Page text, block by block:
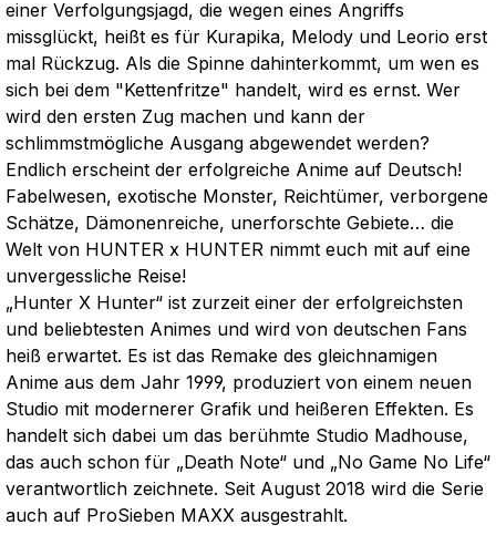
einer Verfolgungsjagd, die wegen eines Angriffs
missglückt, heißt es für Kurapika, Melody und Leorio erst
mal Rückzug. Als die Spinne dahinterkommt, um wen es
sich bei dem "Kettenfritze" handelt, wird es ernst. Wer
wird den ersten Zug machen und kann der
schlimmstmögliche Ausgang abgewendet werden?
Endlich erscheint der erfolgreiche Anime auf Deutsch!
Fabelwesen, exotische Monster, Reichtümer, verborgene
Schätze, Dämonenreiche, unerforschte Gebiete… die
Welt von HUNTER x HUNTER nimmt euch mit auf eine
unvergessliche Reise!
„Hunter X Hunter“ ist zurzeit einer der erfolgreichsten
und beliebtesten Animes und wird von deutschen Fans
heiß erwartet. Es ist das Remake des gleichnamigen
Anime aus dem Jahr 1999, produziert von einem neuen
Studio mit modernerer Grafik und heißeren Effekten. Es
handelt sich dabei um das berühmte Studio Madhouse,
das auch schon für „Death Note“ und „No Game No Life“
verantwortlich zeichnete. Seit August 2018 wird die Serie
auch auf ProSieben MAXX ausgestrahlt.